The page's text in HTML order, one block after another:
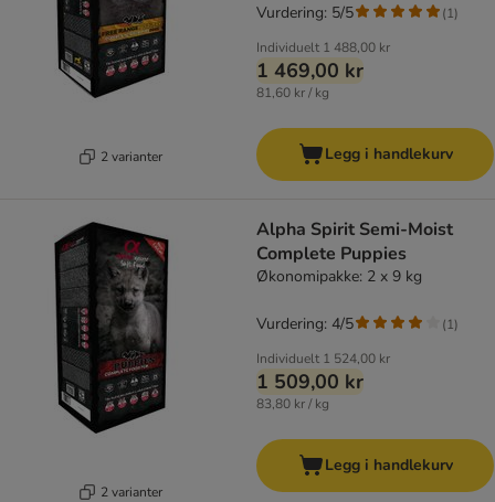
2 varianter
Individuelt 1 488,00 kr
1 469,00 kr
81,60 kr / kg
Vurdering: 5/5 (1)
Legg i handlekurv
2 varianter
Alpha Spirit Semi-Moist
Complete Puppies
Økonomipakke: 2 x 9 kg
Individuelt 1 524,00 kr
1 509,00 kr
83,80 kr / kg
Vurdering: 4/5 (1)
Legg i handlekurv